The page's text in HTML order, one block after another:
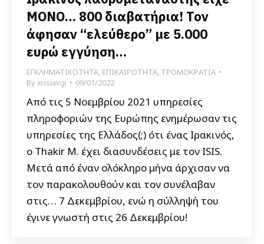
ΜΟΝΟ… 800 διαβατήρια! Τον
άφησαν “ελεύθερο” με 5.000
ευρώ εγγύηση…
ΕΓΚΛΗΜΑΤΙΚΟΤΗΤΑ, ΕΠΙΚΑΙΡΟΤΗΤΑ, ΤΡΟΜΟΚΡΑΤΙΑ
Byxrisiavgi 09/01/2022
Από τις 5 Νοεμβρίου 2021 υπηρεσίες
πληροφοριών της Ευρώπης ενημέρωσαν τις
υπηρεσίες της Ελλάδος(;) ότι ένας Ιρακινός,
ο Thakir M. έχει διασυνδέσεις με τον ISIS.
Μετά από έναν ολόκληρο μήνα άρχισαν να
τον παρακολουθούν και τον συνέλαβαν
στις… 7 Δεκεμβρίου, ενώ η σύλληψή του
έγινε γνωστή στις 26 Δεκεμβρίου!